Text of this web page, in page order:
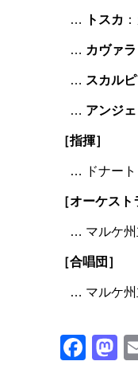
… トスカ
… カヴァ
… スカル
… アンジ
［指揮］
… ドナート
［オーケスト
… マルケ州
［合唱団］
… マルケ州